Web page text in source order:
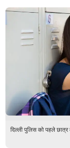
दिल्ली पुलिस को पहले